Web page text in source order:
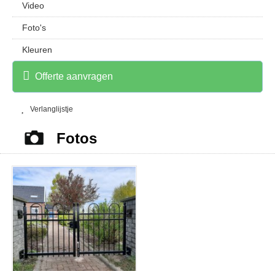
Video
Foto's
Kleuren
Offerte aanvragen
Verlanglijstje
Fotos